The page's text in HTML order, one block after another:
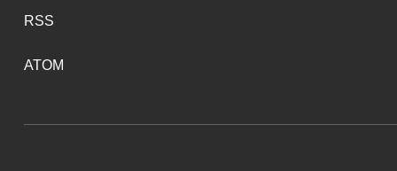
RSS
ATOM